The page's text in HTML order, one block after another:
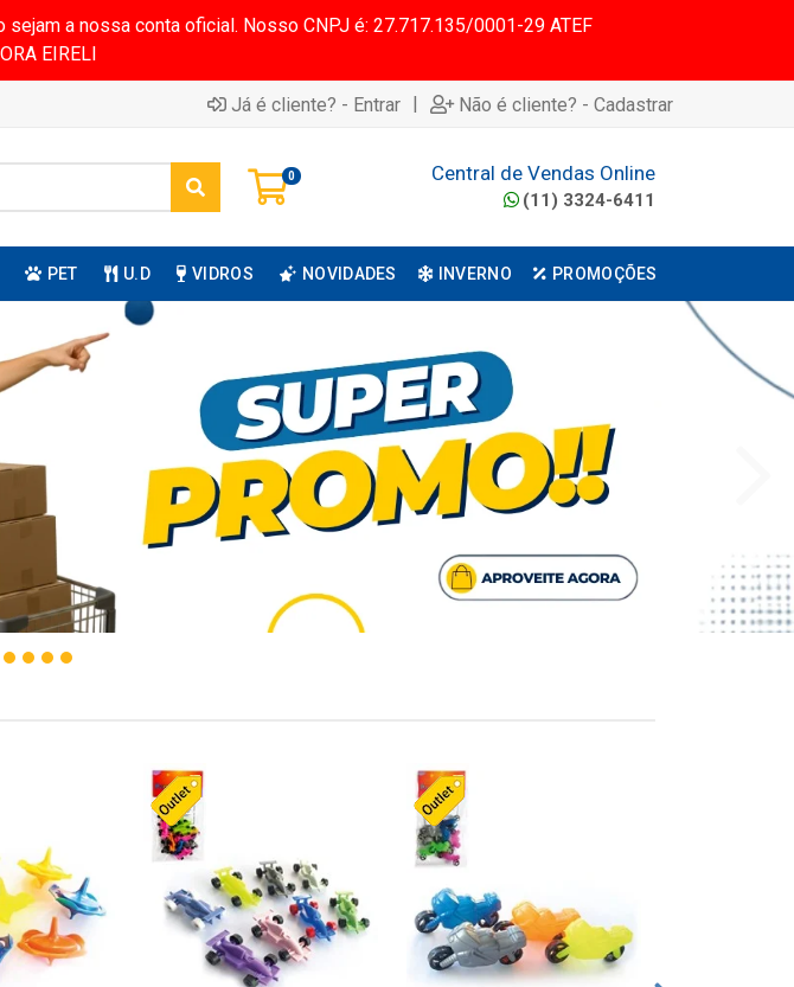
a nossa conta oficial. Nosso CNPJ é: 27.717.135/0001-29 ATEF
EIRELI
Já é cliente? - Entrar | Não é cliente? - Cadastrar
0 Central de Vendas Online
(11) 3324-6411
PET U.D VIDROS NOVIDADES INVERNO PROMOÇÕES